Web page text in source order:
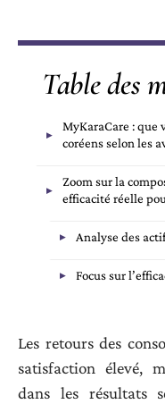
Table des
MyKaraCare : que
coréens selon les
Zoom sur la
efficacité réelle
Analyse des
Focus sur
Les retours des
satisfaction élevé,
dans les résultats